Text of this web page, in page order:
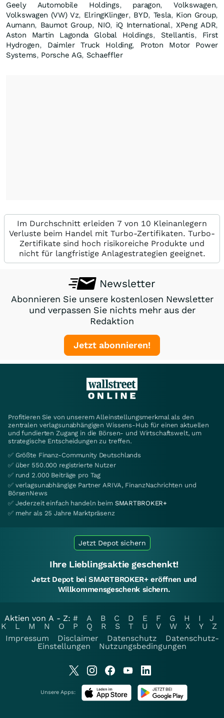
Geely Automobile Holdings, paragon,Volkswagen,
Volkswagen (VW) Vz, ElringKlinger, BYD, Tesla, Kion Group,
Aumann, Baumot Group, NIO, iQ International,XPeng ADR,
Aston Martin Lagonda Global Holdings, Stellantis, First
Hydrogen, Daimler Truck Holding, Proton Motor Power
Systems, Porsche AG, Schaeffler
Im Durchschnitt erleiden 7 von 10 Kleinanlegern
Verluste beim Handel mit Turbo-Zertifikaten. Turbo-
Zertifikate sind hoch risikoreiche Produkte und
nicht für langfristige Anlagestrategien geeignet.
Newsletter
Abonnieren Sie unsere kostenlosen Newsletter
und verpassen Sie nichts mehr aus der
Redaktion
Jetzt abonnieren!
Profitieren Sie von unserem Alleinstellungsmerkmal als den
zentralen verlagsunabhängigen Wissens-Hub für einen aktuellen
und fundierten Zugang in die Börsen- und Wirtschaftswelt, um
strategische Entscheidungen zu treffen.
✅ Größte Finanz-Community Deutschlands
✅ über 550.000 registrierte Nutzer
✅ rund 2.000 Beiträge pro Tag
✅ verlagsunabhängige Partner ARIVA, FinanzNachrichten und
BörsenNews
✅ Jederzeit einfach handeln beim SMARTBROKER+
✅ mehr als 25 Jahre Marktpräsenz
Jetzt Depot sichern
Ihre Lieblingsaktie geschenkt!
Jetzt Depot bei SMARTBROKER+ eröffnen und
Willkommensgeschenk sichern.
Aktien von A - Z: # A B C D E F G H I
J
K
L M N O P Q R S T U V W X Y
Z
Impressum
Disclaimer Datenschutz
Datenschutz-
Einstellungen
Nutzungsbedingungen
Unsere Apps: